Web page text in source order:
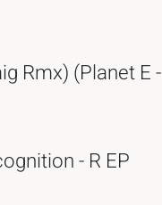
Rmx) (Planet E -
- R EP